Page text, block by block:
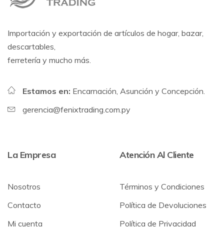
Importación y exportación de artículos de hogar, bazar,
descartables,
ferretería y mucho más.
Estamos en: Encarnación, Asunción y Concepción.
gerencia@fenixtrading.com.py
La Empresa
Nosotros
Contacto
Mi cuenta
Atención Al Cliente
Términos y Condiciones
Política de Devoluciones
Política de Privacidad